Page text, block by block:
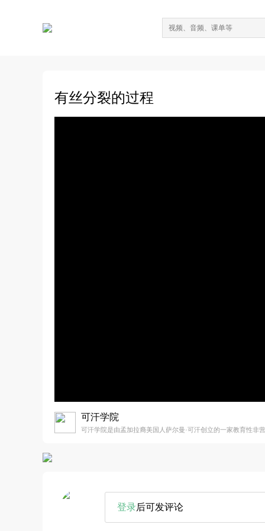
有丝分裂的过程
可汗学院
可汗学院是由孟加拉裔美国人萨尔曼·可汗创立的一家教育性非营
登录后可发评论